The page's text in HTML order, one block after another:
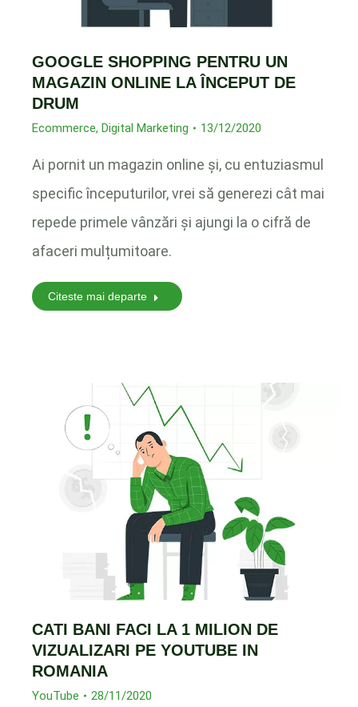
GOOGLE SHOPPING PENTRU UN
MAGAZIN ONLINE LA ÎNCEPUT DE
DRUM
Ecommerce, Digital Marketing 13/12/2020
Ai pornit un magazin online și, cu entuziasmul
specific începuturilor, vrei să generezi cât mai
repede primele vânzări și ajungi la o cifră de
afaceri mulțumitoare.
Citeste mai departe
CATI BANI FACI LA 1 MILION DE
VIZUALIZARI PE YOUTUBE IN
ROMANIA
YouTube 28/11/2020